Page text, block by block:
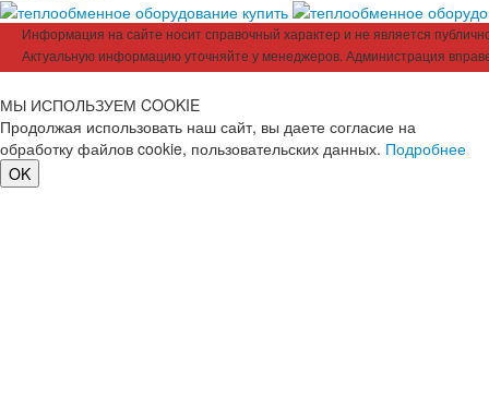
Информация на сайте носит справочный характер и не является
Актуальную информацию уточняйте у менеджеров. Администрация
МЫ ИСПОЛЬЗУЕМ COOKIE
Продолжая использовать наш сайт, вы даете согласие на
обработку файлов cookie, пользовательских данных. Подробнее
OK